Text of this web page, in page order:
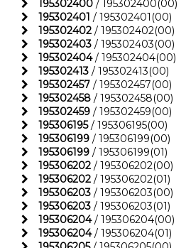
195302400 / 195302400(00)
195302401 / 195302401(00)
195302402 / 195302402(00)
195302403 / 195302403(00)
195302404/ 195302404(00)
195302413 / 195302413(00)
195302457 / 195302457(00)
195302458 / 195302458(00)
195302459 / 195302459(00)
195306195/ 195306195(00)
195306199 / 195306199(00)
195306199 / 195306199(01)
195306202 / 195306202(00)
195306202 / 195306202(01)
195306203 / 195306203(00)
195306203 / 195306203(01)
195306204/ 195306204(00)
195306204/ 195306204(01)